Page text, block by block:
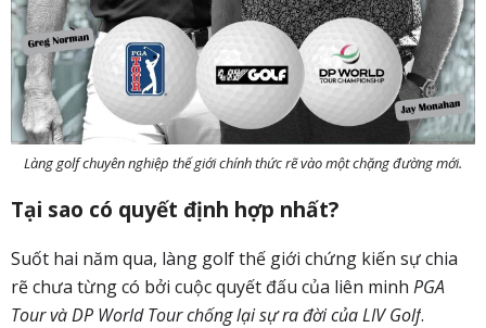
Làng golf chuyên nghiệp thế giới chính thức rẽ vào một chặng đường mới.
Tại sao có quyết định hợp nhất?
Suốt hai năm qua, làng golf thế giới chứng kiến sự chia
rẽ chưa từng có bởi cuộc quyết đấu của liên minh PGA
Tour và DP World Tour chống lại sự ra đời của LIV Golf.